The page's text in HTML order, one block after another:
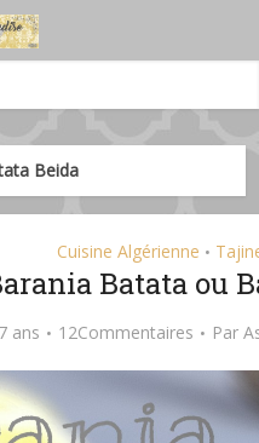
Beida
Cuisine Algérienne •
Batata ou
7 ans 12Commentaires Par